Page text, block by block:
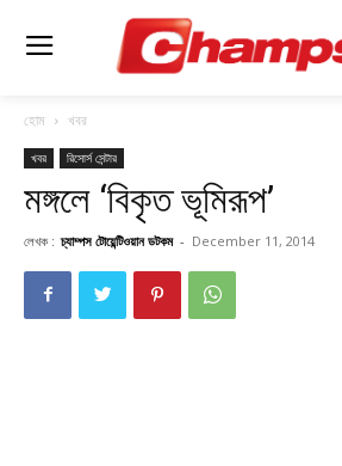
হোম খবর
খবর রিসোর্স সেন্টার
মঙ্গলে ‘বিকৃত ভূমিরূপ’
লেখক : চ্যাম্পস টোয়েন্টিওয়ান ডটকম - December 11, 2014